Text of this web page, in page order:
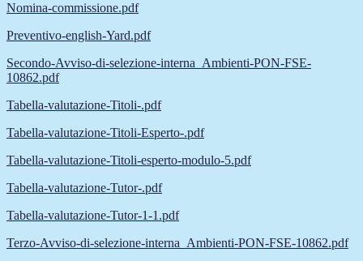
Nomina-commissione.pdf
Preventivo-english-Yard.pdf
Secondo-Avviso-di-selezione-interna_Ambienti-PON-FSE-
10862.pdf
Tabella-valutazione-Titoli-.pdf
Tabella-valutazione-Titoli-Esperto-.pdf
Tabella-valutazione-Titoli-esperto-modulo-5.pdf
Tabella-valutazione-Tutor-.pdf
Tabella-valutazione-Tutor-1-1.pdf
Terzo-Avviso-di-selezione-interna_Ambienti-PON-FSE-10862.pdf